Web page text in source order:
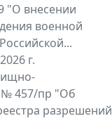
"О внесении
военной
г.
№ 457/пр "Об
разрешений